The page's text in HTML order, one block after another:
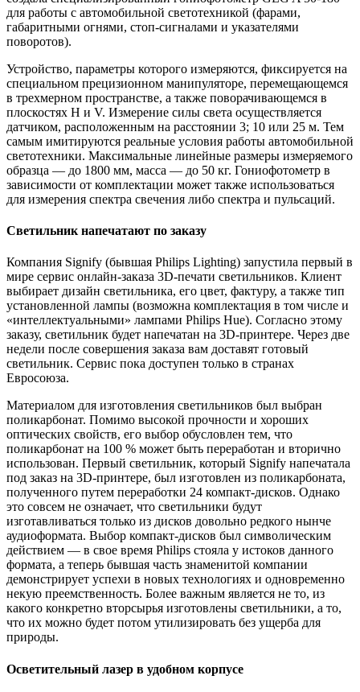
для работы с автомобильной светотехникой (фарами,
габаритными огнями, стоп-сигналами и указателями
поворотов).
Устройство, параметры которого измеряются, фиксируется на
специальном прецизионном манипуляторе, перемещающемся
в трехмерном пространстве, а также поворачивающемся в
плоскостях H и V. Измерение силы света осуществляется
датчиком, расположенным на расстоянии 3; 10 или 25 м. Тем
самым имитируются реальные условия работы автомобильной
светотехники. Максимальные линейные размеры измеряемого
образца — до 1800 мм, масса — до 50 кг. Гониофотометр в
зависимости от комплектации может также использоваться
для измерения спектра свечения либо спектра и пульсаций.
Светильник напечатают по заказу
Компания Signify (бывшая Philips Lighting) запустила первый в
мире сервис онлайн-заказа 3D-печати светильников. Клиент
выбирает дизайн светильника, его цвет, фактуру, а также тип
установленной лампы (возможна комплектация в том числе и
«интеллектуальными» лампами Philips Hue). Согласно этому
заказу, светильник будет напечатан на 3D-принтере. Через две
недели после совершения заказа вам доставят готовый
светильник. Сервис пока доступен только в странах
Евросоюза.
Материалом для изготовления светильников был выбран
поликарбонат. Помимо высокой прочности и хороших
оптических свойств, его выбор обусловлен тем, что
поликарбонат на 100 % может быть переработан и вторично
использован. Первый светильник, который Signify напечатала
под заказ на 3D-принтере, был изготовлен из поликарбоната,
полученного путем переработки 24 компакт-дисков. Однако
это совсем не означает, что светильники будут
изготавливаться только из дисков довольно редкого нынче
аудиоформата. Выбор компакт-дисков был символическим
действием — в свое время Philips стояла у истоков данного
формата, а теперь бывшая часть знаменитой компании
демонстрирует успехи в новых технологиях и одновременно
некую преемственность. Более важным является не то, из
какого конкретно вторсырья изготовлены светильники, а то,
что их можно будет потом утилизировать без ущерба для
природы.
Осветительный лазер в удобном корпусе